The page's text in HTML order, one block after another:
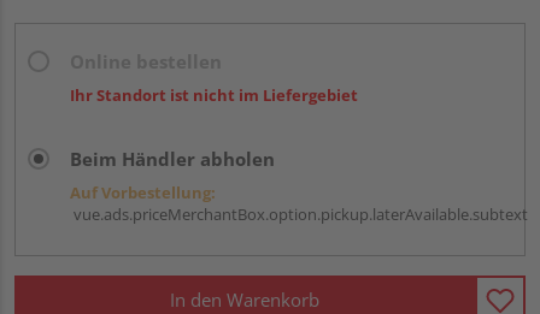
Ihr Standort ist nicht im Liefergebiet
Beim Händler abholen
Auf Vorbestellung:
vue.ads.priceMerchantBox.option.pickup.laterAvailable.subtext
In den Warenkorb